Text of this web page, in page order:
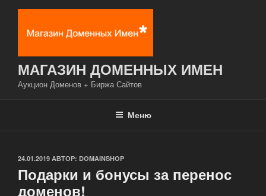
Перейти
содержимому
МАГАЗИН ДОМЕННЫХ ИМЕН
Аукцион Доменов + Биржа Сайтов
Меню
ОПУБЛИКОВАНО
24.01.2019 АВТОР: DOMAINSHOP
Подарки и бонусы за перенос
доменов!